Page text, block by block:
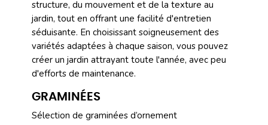
structure, du mouvement et de la texture au
jardin, tout en offrant une facilité d'entretien
séduisante. En choisissant soigneusement des
variétés adaptées à chaque saison, vous pouvez
créer un jardin attrayant toute l'année, avec peu
d'efforts de maintenance.
GRAMINÉES
Sélection de graminées d’ornement